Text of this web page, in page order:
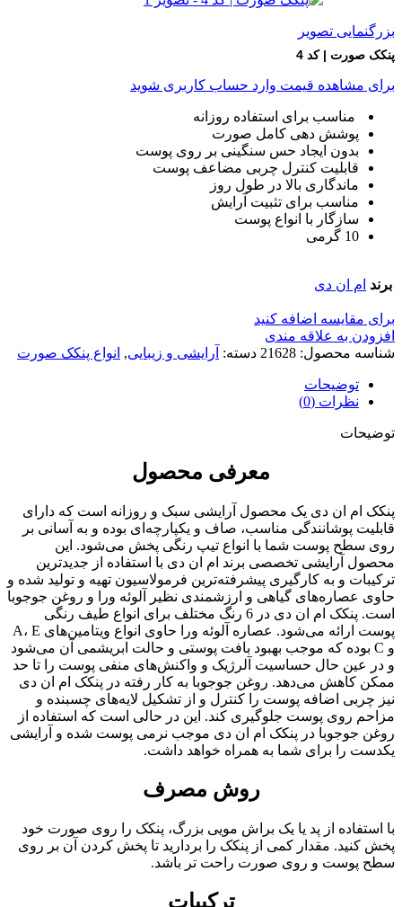
بزرگنمایی تصویر
پنکک صورت | کد 4
برای مشاهده قیمت وارد حساب کاربری شوید
مناسب برای استفاده روزانه
پوشش دهی کامل صورت
بدون ایجاد حس سنگینی بر روی پوست
قابلیت کنترل چربی مضاعف پوست
ماندگاری بالا در طول روز
مناسب برای تثبیت آرایش
سازگار با انواع پوست
10 گرمی
برند ام ان دی
برای مقایسه اضافه کنید
افزودن به علاقه مندی
شناسه محصول: 21628 دسته: آرایشی و زیبایی, انواع پنکک صورت
توضیحات
نظرات (0)
توضیحات
معرفی محصول
پنکک ام ان دی یک محصول آرایشی سبک و روزانه است که دارای
قابلیت پوشانندگی مناسب، صاف و یکپارچه‌ای بوده و به آسانی بر
روی سطح پوست شما با انواع تیپ رنگی پخش می‌شود. این
محصول آرایشی تخصصی برند ام ان دی با استفاده از جدیدترین
ترکیبات و به کارگیری پیشرفته‌ترین فرمولاسیون تهیه و تولید شده و
حاوی عصاره‌های گیاهی و ارزشمندی نظیر آلوئه ورا و روغن جوجوبا
است. پنکک ام ان دی در 6 رنگ مختلف برای انواع طیف رنگی
پوست ارائه می‌شود. عصاره آلوئه ورا حاوی انواع ویتامین‌های A، E
و C بوده که موجب بهبود بافت پوستی و حالت ابریشمی آن می‌شود
و در عین حال حساسیت آلرژیک و واکنش‌های منفی پوست را تا حد
ممکن کاهش می‌دهد. روغن جوجوبا به کار رفته در پنکک ام ان دی
نیز چربی اضافه پوست را کنترل و از تشکیل لایه‌های چسبنده و
مزاحم روی پوست جلوگیری کند. این در حالی است که استفاده از
روغن جوجوبا در پنکک ام ان دی موجب نرمی پوست شده و آرایشی
یکدست را برای شما به همراه خواهد داشت.
روش مصرف
با استفاده از پد یا یک براش مویی بزرگ، پنکک را روی صورت خود
پخش کنید. مقدار کمی از پنکک را بردارید تا پخش کردن آن بر روی
سطح پوست و روی صورت راحت تر باشد.
ترکیبات